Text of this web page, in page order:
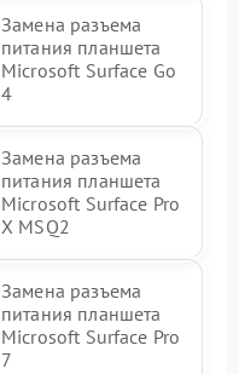
Замена разъема
питания планшета
Microsoft Surface Go
4
Замена разъема
питания планшета
Microsoft Surface Pro
X MSQ2
Замена разъема
питания планшета
Microsoft Surface Pro
7